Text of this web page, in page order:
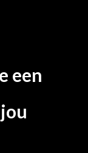
een